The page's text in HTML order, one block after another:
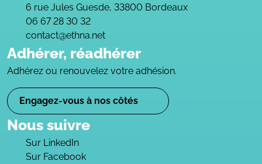
6 rue Jules Guesde, 33800 Bordeaux
06 67 28 30 32
contact@ethna.net
Adhérer, réadhérer
Adhérez ou renouvelez votre adhésion.
Engagez-vous à nos côtés
Nous suivre
Sur LinkedIn
Sur Facebook